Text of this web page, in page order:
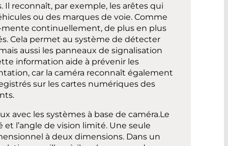
reconnaît, par exemple, les arêtes qui
ou des marques de voie. Comme
mente continuellement, de plus en plus
Cela permet au système de détecter
aussi les panneaux de signalisation
information aide à prévenir les
car la caméra reconnaît également
sur les cartes numériques des
avec les systèmes à base de caméra.Le
l’angle de vision limité. Une seule
à deux dimensions. Dans un